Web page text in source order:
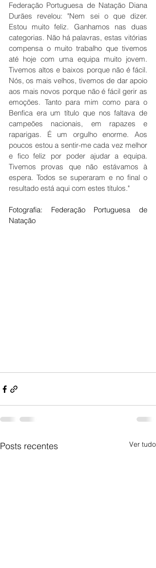
Federação Portuguesa de Natação Diana
Durães revelou: "Nem sei o que dizer.
Estou muito feliz. Ganhamos nas duas
categorias. Não há palavras, estas vitórias
compensa o muito trabalho que tivemos
até hoje com uma equipa muito jovem.
Tivemos altos e baixos porque não é fácil.
Nós, os mais velhos, tivemos de dar apoio
aos mais novos porque não é fácil gerir as
emoções. Tanto para mim como para o
Benfica era um título que nos faltava de
campeões nacionais, em rapazes e
raparigas. É um orgulho enorme. Aos
poucos estou a sentir-me cada vez melhor
e fico feliz por poder ajudar a equipa.
Tivemos provas que não estávamos à
espera. Todos se superaram e no final o
resultado está aqui com estes títulos."
Fotografia: Federação Portuguesa de
Natação
Posts recentes Ver tudo